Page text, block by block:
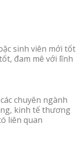
sinh viên mới tốt
đam mê với lĩnh
chuyên ngành
kinh tế thương
liên quan